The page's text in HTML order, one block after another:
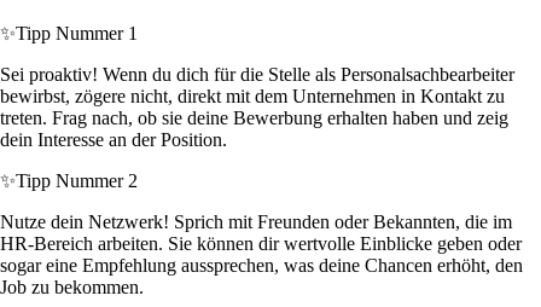
✨Tipp Nummer 1
Sei proaktiv! Wenn du dich für die Stelle als Personalsachbearbeiter
bewirbst, zögere nicht, direkt mit dem Unternehmen in Kontakt zu
treten. Frag nach, ob sie deine Bewerbung erhalten haben und zeig
dein Interesse an der Position.
✨Tipp Nummer 2
Nutze dein Netzwerk! Sprich mit Freunden oder Bekannten, die im
HR-Bereich arbeiten. Sie können dir wertvolle Einblicke geben oder
sogar eine Empfehlung aussprechen, was deine Chancen erhöht, den
Job zu bekommen.